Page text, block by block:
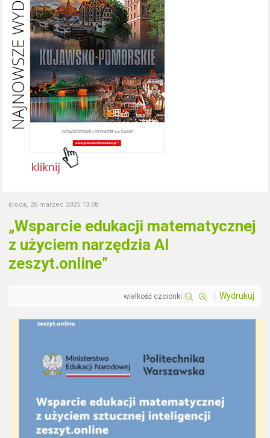
środa, 26 marzec 2025 13:08
„Wsparcie edukacji matematycznej
z użyciem narzędzia AI
zeszyt.online”
wielkość czcionki Wydrukuj